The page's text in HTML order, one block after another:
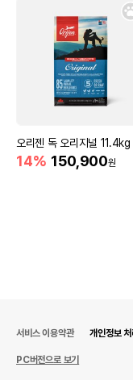
오리젠 독 오리지널 11.4kg
14% 150,900원
서비스 이용약관 개인정보
PC버전으로 보기